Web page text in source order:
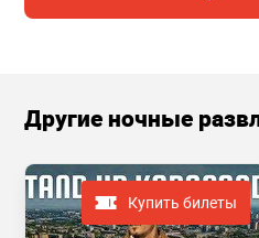
Другие ночные
Купить билеты